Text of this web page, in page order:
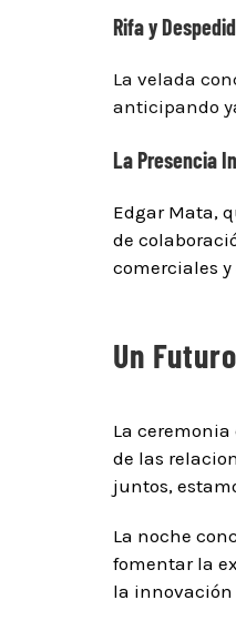
Rifa y
La velada
anticipando
La Presencia
Edgar Mata,
de
comerciales
Un
La ceremonia
de las
juntos,
La noche
fomentar la
la